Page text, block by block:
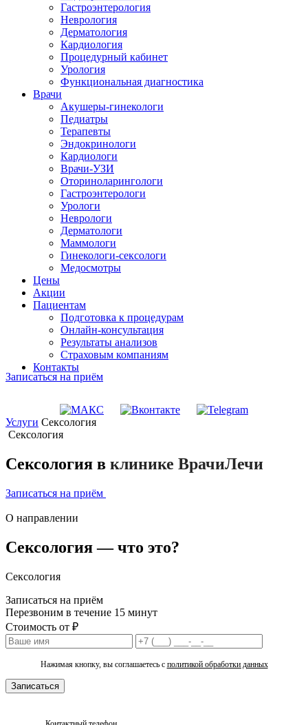
Гастроэнтерология
Неврология
Дерматология
Кардиология
Процедурный кабинет
Урология
Функциональная диагностика
Врачи
Акушеры-гинекологи
Педиатры
Терапевты
Эндокринологи
Кардиологи
Врачи-УЗИ
Оториноларингологи
Гастроэнтерологи
Урологи
Неврологи
Дерматологи
Маммологи
Гинекологи-сексологи
Медосмотры
Цены
Акции
Пациентам
Подготовка к процедурам
Онлайн-консультация
Результаты анализов
Страховым компаниям
Контакты
Записаться на приём
Услуги Сексология
Сексология
Сексология в клинике ВрачиЛечи
Записаться на приём
О направлении
Сексология —что это?
Сексология
Записаться на приём
Перезвоним в течение 15 минут
Стоимость от ₽
Нажимая кнопку, вы соглашаетесь с политикой обработки данных
Записаться